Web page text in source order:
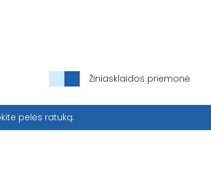
Žiniasklaidos priemonė
pelės ratuką.